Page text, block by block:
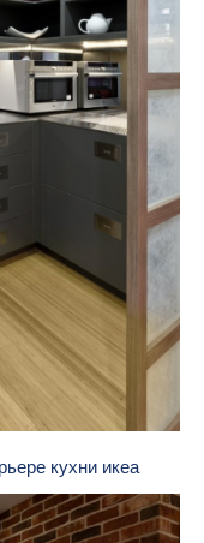
кухни икеа